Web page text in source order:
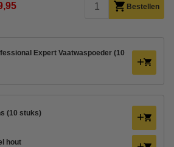
Bestellen
Expert Vaatwaspoeder (10
(10 stuks)
hout